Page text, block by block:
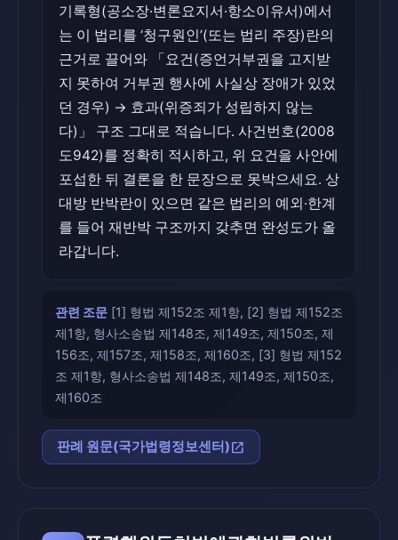
기록형(공소장·변론요지서·항소이유서)에서
는 이 법리를 ‘청구원인’(또는 법리 주장)란의
근거로 끌어와 「요건(증언거부권을 고지받
지 못하여 거부권 행사에 사실상 장애가 있었
던 경우) → 효과(위증죄가 성립하지 않는
다)」 구조 그대로 적습니다. 사건번호(2008
도942)를 정확히 적시하고, 위 요건을 사안에
포섭한 뒤 결론을 한 문장으로 못박으세요. 상
대방 반박란이 있으면 같은 법리의 예외·한계
를 들어 재반박 구조까지 갖추면 완성도가 올
라갑니다.
관련 조문 [1] 형법 제152조 제1항, [2] 형법 제152조
제1항, 형사소송법 제148조, 제149조, 제150조, 제
156조, 제157조, 제158조, 제160조, [3] 형법 제152
조 제1항, 형사소송법 제148조, 제149조, 제150조,
제160조
판례 원문(국가법령정보센터)open_in_new